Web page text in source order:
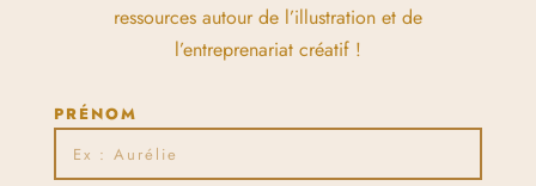
ressources autour de l’illustration et de
l’entreprenariat créatif !
PRÉNOM